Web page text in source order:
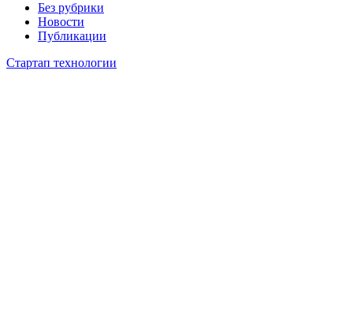
Без рубрики
Новости
Публикации
Стартап технологии